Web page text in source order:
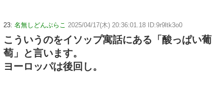
23: 名無しどんぶらこ 2025/04/17(木) 20:36:01.18 ID:9r9ltk3o0
こういうのをイソップ寓話にある「酸っぱい葡
萄」と言います。
ヨーロッパは後回し。